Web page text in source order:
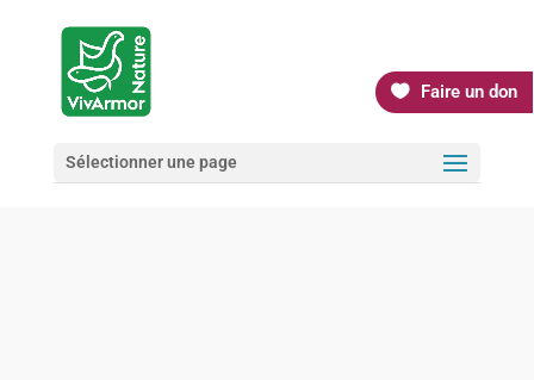
Faire un don
Sélectionner une page